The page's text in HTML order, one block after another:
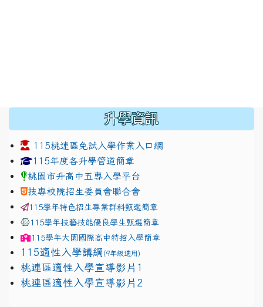
升學資訊
115桃連區免試入學作業入口網
link to https://www.jhjhs.tyc.edu.tw/modules/
115年度各升學管道簡章
桃園市升高中五專入學平台
技專校院招生委員會聯合會
115學年特色招生專業群科甄選簡章
115學年技藝技能優良學生甄選簡章
115學年大園國際高中特招入學簡章
115適性入學講綱 (9年級適用)
link to https://docs.google.com/presentation/d/
桃連區適性入學宣導影片1
link to https://docs.google.com/presentation/d/
桃連區適性入學宣導影片2